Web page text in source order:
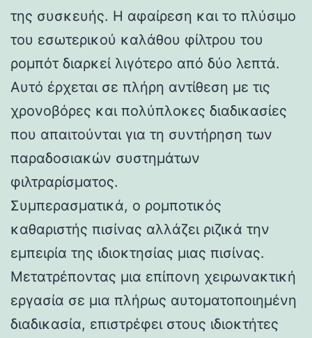
της συσκευής. Η αφαίρεση και το πλύσιμο
του εσωτερικού καλάθου φίλτρου του
ρομπότ διαρκεί λιγότερο από δύο λεπτά.
Αυτό έρχεται σε πλήρη αντίθεση με τις
χρονοβόρες και πολύπλοκες διαδικασίες
που απαιτούνται για τη συντήρηση των
παραδοσιακών συστημάτων
φιλτραρίσματος.
Συμπερασματικά, ο ρομποτικός
καθαριστής πισίνας αλλάζει ριζικά την
εμπειρία της ιδιοκτησίας μιας πισίνας.
Μετατρέποντας μια επίπονη χειρωνακτική
εργασία σε μια πλήρως αυτοματοποιημένη
διαδικασία, επιστρέφει στους ιδιοκτήτες